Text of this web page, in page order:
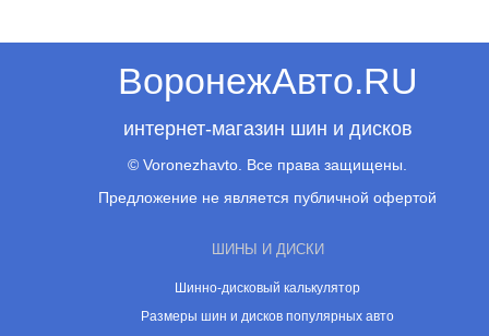
ВоронежАвто.RU
интернет-магазин шин и дисков
© Voronezhavto. Все права защищены.
Предложение не является публичной офертой
ШИНЫ И ДИСКИ
Шинно-дисковый калькулятор
Размеры шин и дисков популярных авто